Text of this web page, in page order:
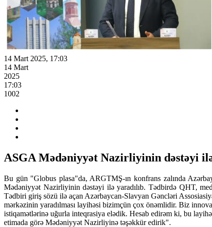
14 Mart 2025, 17:03
14 Mart
2025
17:03
1002
ASGA Mədəniyyət Nazirliyinin dəstəyi
Bu gün "Globus plasa"da, ARGTMŞ-ın konfrans zalında
Mədəniyyət Nazirliyinin dəstəyi ilə yaradılıb. Tədbirdə QHT,
Tədbiri giriş sözü ilə açan Azərbaycan-Slavyan Gəncləri
mərkəzinin yaradılması layihəsi bizimçün çox önəmlidir. Biz
istiqamətlərinə uğurla inteqrasiya elədik. Hesab edirəm ki, bu
etimada görə Mədəniyyət Nazirliyinə təşəkkür edirik".